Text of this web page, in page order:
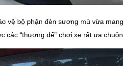
vệ bộ phận đèn sương mù vừa
các “thượng đế” chơi xe rất ưa